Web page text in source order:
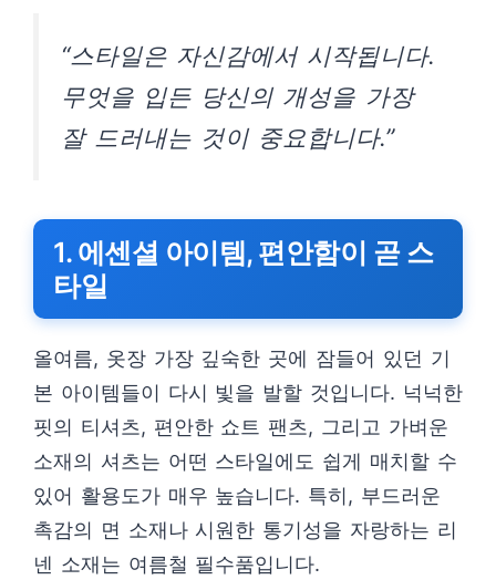
“스타일은 자신감에서 시작됩니다.
무엇을 입든 당신의 개성을 가장
잘 드러내는 것이 중요합니다.”
1. 에센셜 아이템, 편안함이 곧 스
타일
올여름, 옷장 가장 깊숙한 곳에 잠들어 있던 기
본 아이템들이 다시 빛을 발할 것입니다. 넉넉한
핏의 티셔츠, 편안한 쇼트 팬츠, 그리고 가벼운
소재의 셔츠는 어떤 스타일에도 쉽게 매치할 수
있어 활용도가 매우 높습니다. 특히, 부드러운
촉감의 면 소재나 시원한 통기성을 자랑하는 리
넨 소재는 여름철 필수품입니다.